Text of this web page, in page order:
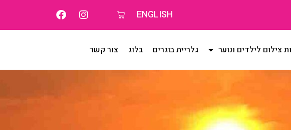
ENGLISH
צילום לילדים ונוער גלריית בוגרים בלוג צור קשר